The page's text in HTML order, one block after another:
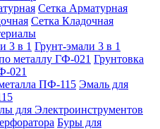
Сетка Арматурная
Сетка Кладочная
Грунт-эмали 3 в 1
Грунтовка
021
Эмаль для
для Электроинструментов
Буры для